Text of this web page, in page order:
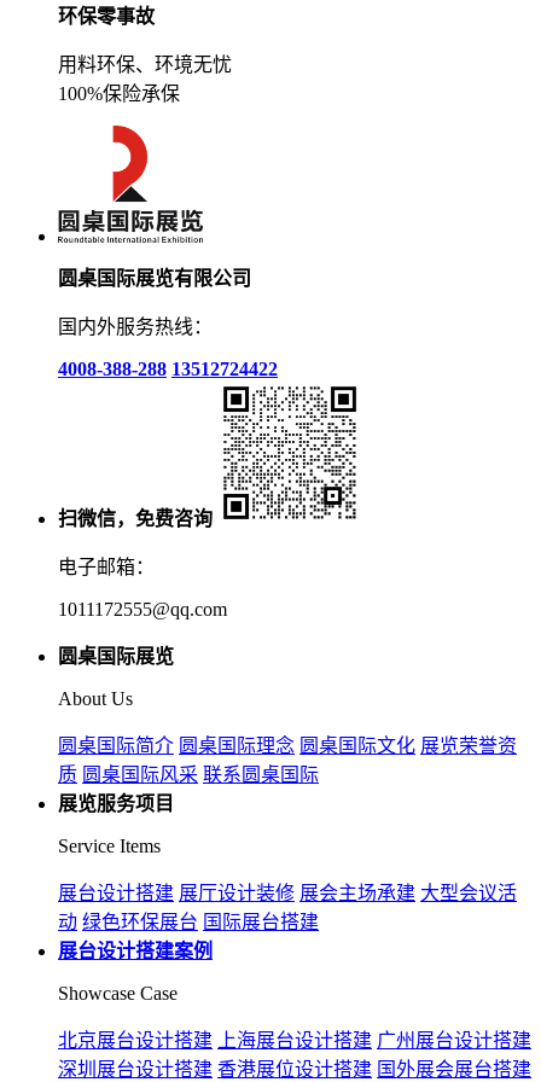
环保零事故
用料环保、环境无忧
100%保险承保
圆桌国际展览有限公司
国内外服务热线：
4008-388-288 13512724422
扫微信，免费咨询
电子邮箱：
1011172555@qq.com
圆桌国际展览
About Us
圆桌国际简介 圆桌国际理念 圆桌国际文化 展览荣誉资
质 圆桌国际风采 联系圆桌国际
展览服务项目
Service Items
展台设计搭建 展厅设计装修 展会主场承建 大型会议活
动 绿色环保展台 国际展台搭建
展台设计搭建案例
Showcase Case
北京展台设计搭建 上海展台设计搭建 广州展台设计搭建
深圳展台设计搭建 香港展位设计搭建 国外展会展台搭建